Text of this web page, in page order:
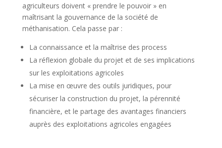
agriculteurs doivent « prendre le pouvoir » en
maîtrisant la gouvernance de la société de
méthanisation. Cela passe par :
La connaissance et la maîtrise des process
La réflexion globale du projet et de ses implications
sur les exploitations agricoles
La mise en œuvre des outils juridiques, pour
sécuriser la construction du projet, la pérennité
financière, et le partage des avantages financiers
auprès des exploitations agricoles engagées